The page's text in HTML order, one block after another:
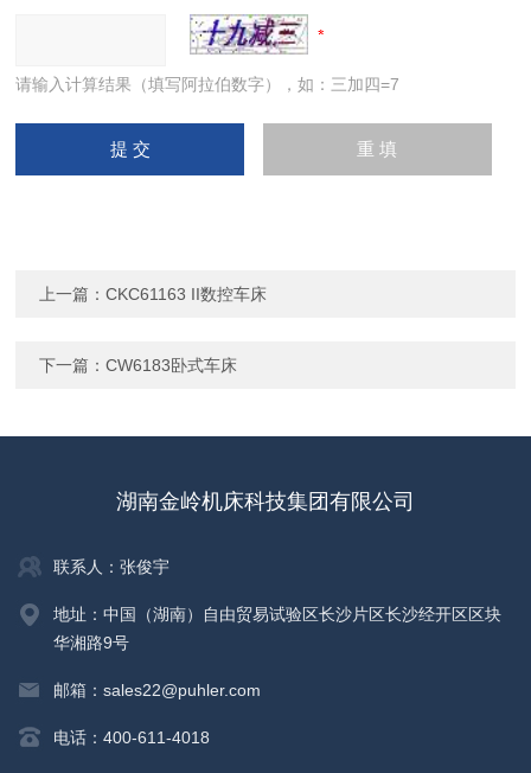
请输入计算结果（填写阿拉伯数字），如：三加四=7
上一篇：CKC61163 II数控车床
下一篇：CW6183卧式车床
湖南金岭机床科技集团有限公司
联系人：张俊宇
地址：中国（湖南）自由贸易试验区长沙片区长沙经开区区块
华湘路9号
邮箱：sales22@puhler.com
电话：400-611-4018